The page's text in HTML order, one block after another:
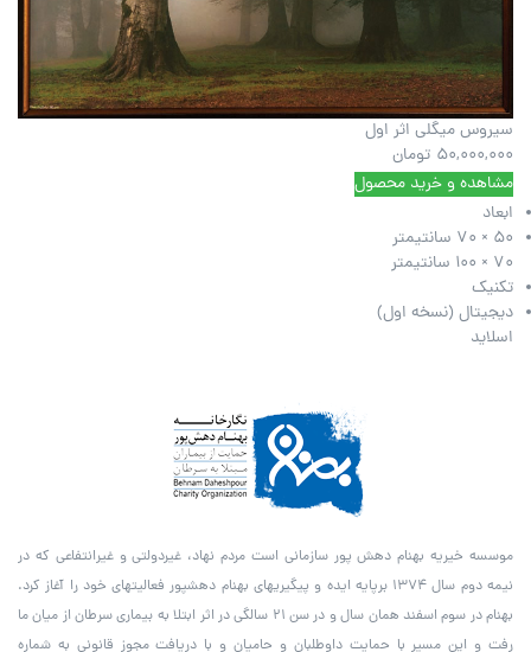
سیروس میگلی اثر اول
50,000,000 تومان
مشاهده و خرید محصول
ابعاد
50 × 70 سانتیمتر
70 × 100 سانتیمتر
تکنیک
دیجیتال (نسخه اول)
اسلاید
موسسه خیریه بهنام دهش پور سازمانی است مردم نهاد، غیردولتی و غیرانتفاعی که در
نیمه دوم سال ۱۳۷۴ برپایه ایده و پیگیری­های بهنام دهش­پور فعالیت­های خود را آغاز کرد.
بهنام در سوم اسفند همان سال و در سن ۲۱ سالگی در اثر ابتلا به بیماری سرطان از میان ما
رفت و این مسیر با حمایت داوطلبان و حامیان و با دریافت مجوز قانونی به شماره